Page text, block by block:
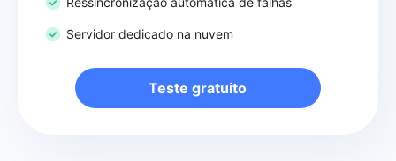
Servidor dedicado na nuvem
Teste gratuito